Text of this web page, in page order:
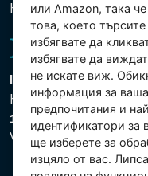
Настройки на
Intex Trading, s.r.o.
Hradecká 2526/3
130 00 Praha 3
Vinohrady - Česká
или Amazon, така
това, което
избягвате да
избягвате да
не искате виж.
информация за
предпочитания и
идентификатори за
ще изберете за
изцяло от вас.